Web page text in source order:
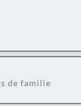
de familie